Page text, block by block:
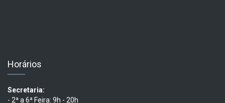
Horários
Secretaria:
- 2ª a 6ª Feira: 9h - 20h